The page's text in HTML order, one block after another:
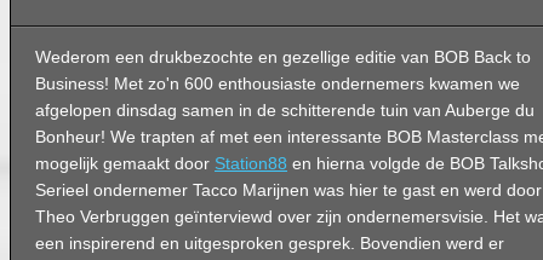
Wederom een drukbezochte en gezellige editie van BOB Back to
Business! Met zo'n 600 enthousiaste ondernemers kwamen we
afgelopen dinsdag samen in de schitterende tuin van Auberge du
Bonheur! We trapten af met een interessante BOB Masterclass
mogelijk gemaakt door Station88 en hierna volgde de BOB
Serieel ondernemer Tacco Marijnen was hier te gast en werd door
Theo Verbruggen geïnterviewd over zijn ondernemersvisie. Het
een inspirerend en uitgesproken gesprek. Bovendien werd er